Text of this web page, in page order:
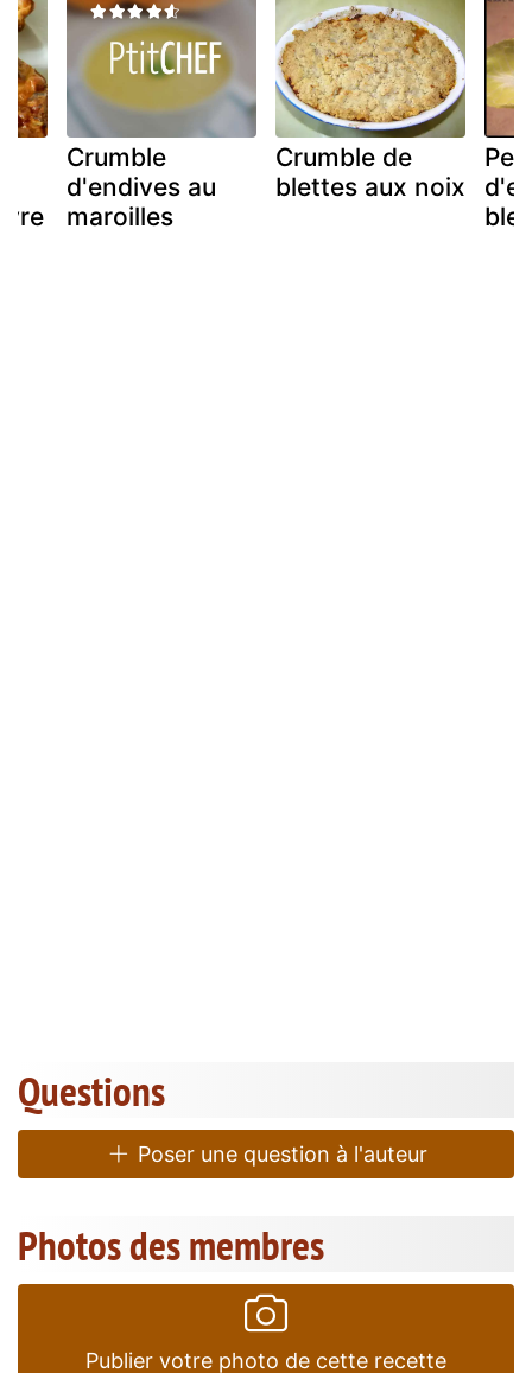
Crumble
d'endives au
maroilles
Crumble de
blettes aux noix
Questions
Poser une question à l'auteur
Photos des membres
Publier votre photo de cette recette